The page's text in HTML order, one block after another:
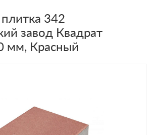
342
завод Квадрат
мм, Красный